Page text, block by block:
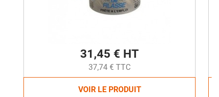
31,45 € HT
37,74 € TTC
VOIR LE PRODUIT